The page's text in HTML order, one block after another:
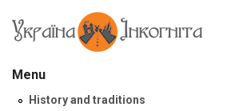
Menu
History and traditions